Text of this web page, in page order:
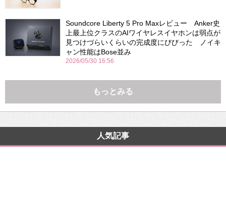
Soundcore Liberty 5 Pro Maxレビュー Anker史
上最上位クラスのAIワイヤレスイヤホンは弱点が
見つけづらいくらいの完成度にびびった ノイキ
ャン性能はBose並み
2026/05/30 16:56
もっとみる
人気記事